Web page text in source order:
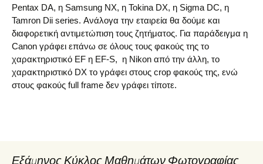
Pentax DA, η Samsung NX, η Tokina DX, η Sigma DC, η
Tamron Dii series. Ανάλογα την εταιρεία θα δούμε και
διαφορετική αντιμετώπιση τους ζητήματος. Για παράδειγμα η
Canon γράφει επάνω σε όλους τους φακούς της το
χαρακτηριστικό EF η EF-S, η Nikon από την άλλη, το
χαρακτηριστικό DX το γράφει στους crop φακούς της, ενώ
στους φακούς full frame δεν γράφει τίποτε.
Εξάμηνος Κύκλος Μαθημάτων Φωτογραφίας